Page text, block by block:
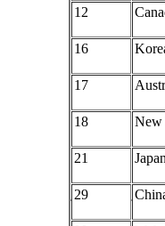
12
16
17
18 New
21 Japan
29